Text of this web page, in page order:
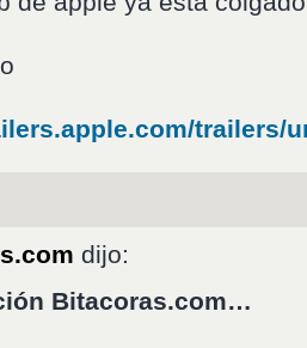
trailers/
dijo:
Bitacoras.com…